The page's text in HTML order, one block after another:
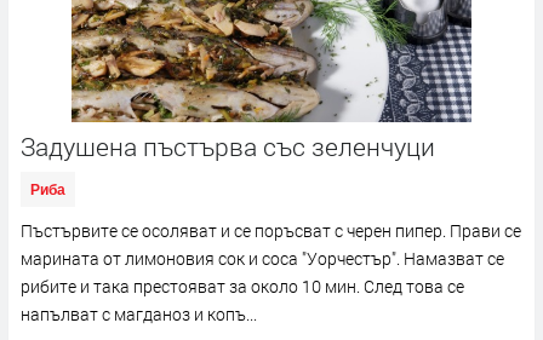
Задушена пъстърва със зеленчуци
Риба
Пъстървите се осоляват и се поръсват с черен пипер. Прави се
марината от лимоновия сок и соса "Уорчестър". Намазват се
рибите и така престояват за около 10 мин. След това се
напълват с магданоз и копъ...